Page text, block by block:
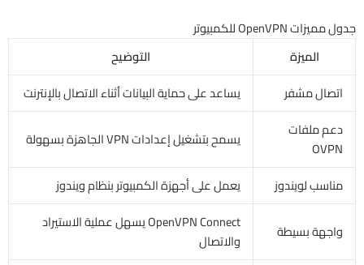
جدول مميزات OpenVPN للكمبيوتر
الميزة
التوضيح
اتصال مشفر
يساعد على حماية البيانات أثناء الاتصال بالإنترنت
دعم ملفات
OVPN
يسمح بتشغيل إعدادات VPN الجاهزة بسهولة
مناسب لويندوز يعمل على أجهزة الكمبيوتر بنظام ويندوز
واجهة بسيطة
OpenVPN Connect يسهل عملية الاستيراد
والاتصال